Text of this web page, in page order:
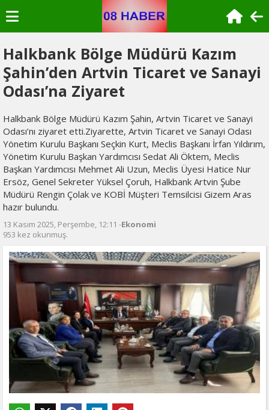
Halkbank Bölge Müdürü Kazım
Şahin’den Artvin Ticaret ve Sanayi
Odası’na Ziyaret
Halkbank Bölge Müdürü Kazım Şahin, Artvin Ticaret ve Sanayi
Odası’nı ziyaret etti.Ziyarette, Artvin Ticaret ve Sanayi Odası
Yönetim Kurulu Başkanı Seçkin Kurt, Meclis Başkanı İrfan Yıldırım,
Yönetim Kurulu Başkan Yardımcısı Sedat Ali Öktem, Meclis
Başkan Yardımcısı Mehmet Ali Uzun, Meclis Üyesi Hatice Nur
Ersöz, Genel Sekreter Yüksel Çoruh, Halkbank Artvin Şube
Müdürü Rengin Çolak ve KOBİ Müşteri Temsilcisi Gizem Aras
hazır bulundu.
13 Kasım 2025, Perşembe, 12:11 -Ekonomi
953 kez okunmuş.